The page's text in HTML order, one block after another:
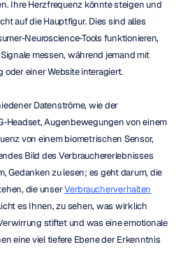
Ihre Herzfrequenz könnte steigen und
auf die Hauptfigur. Dies sind alles
Neuroscience-Tools funktionieren,
messen, während jemand mit
oder einer Website interagiert.
Datenströme, wie der
Headset, Augenbewegungen von einem
von einem biometrischen Sensor,
Bild des Verbrauchererlebnisses
Gedanken zu lesen; es geht darum, die
die unser Verbraucherverhalten
es Ihnen, zu sehen, was wirklich
stiftet und was eine emotionale
eine viel tiefere Ebene der Erkenntnis